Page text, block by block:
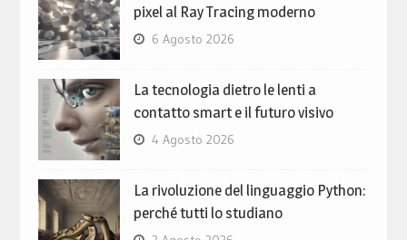
pixel al Ray Tracing moderno
6 Agosto 2026
La tecnologia dietro le lenti a
contatto smart e il futuro visivo
4 Agosto 2026
La rivoluzione del linguaggio Python:
perché tutti lo studiano